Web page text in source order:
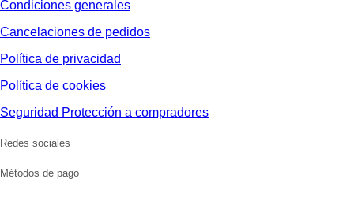
Condiciones generales
Cancelaciones de pedidos
Política de privacidad
Política de cookies
Seguridad Protección a compradores
Redes sociales
Métodos de pago